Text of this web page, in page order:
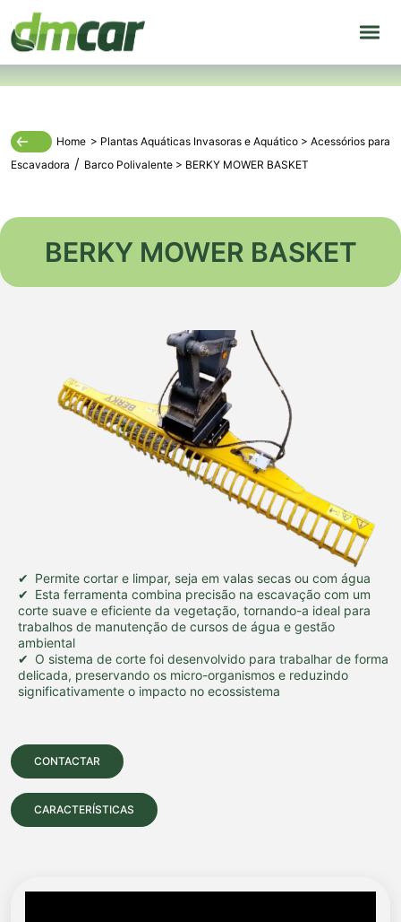
Home > Plantas Aquáticas Invasoras e Aquático > Acessórios para
Escavadora / Barco Polivalente > BERKY MOWER BASKET
BERKY MOWER BASKET
Permite cortar e limpar, seja em valas secas ou com água
Esta ferramenta combina precisão na escavação com um
corte suave e eficiente da vegetação, tornando-a ideal para
trabalhos de manutenção de cursos de água e gestão
ambiental
O sistema de corte foi desenvolvido para trabalhar de forma
delicada, preservando os micro-organismos e reduzindo
significativamente o impacto no ecossistema
CONTACTAR
CARACTERÍSTICAS